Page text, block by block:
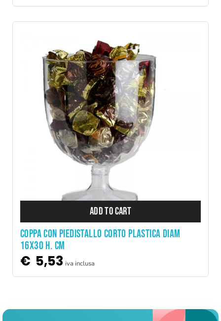
ADD TO CART
COPPA CON PIEDISTALLO CORTO PLASTICA DIAM
16X30 H. CM
€ 5,53 iva inclusa